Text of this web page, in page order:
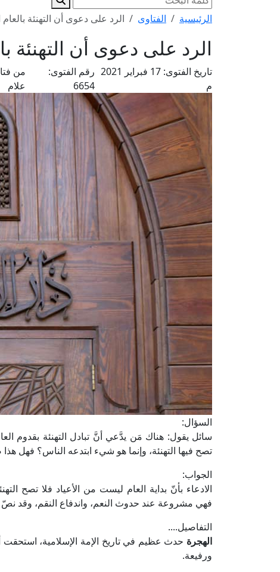
الرئيسية الفتاوى الرد على دعوى أن التهنئة
الرد على دعوى أن التهنئة
تاريخ الفتوى:
17 فبراير 2021
م
رقم الفتوى:
6654
من
علام
السؤال:
سائل يقول: هناك مَن يدَّعي أنَّ تبادل التهنئة بقدوم
تصح فيها التهنئة، وإنما هو شيء ابتدعه الناس؟ فهل
الجواب:
الادعاء بأنّ بداية العام ليست من الأعياد فلا تصح
فهي مشروعة عند حدوث النعم، واندفاع النقم، وقد نصّ
التفاصيل....
الهجرة حدث عظيم في تاريخ الإمة الإسلامية، استحقت
ورفيعة.